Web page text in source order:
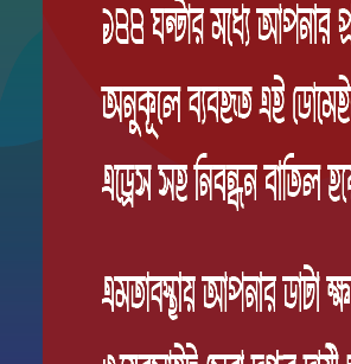
কোন বিষয়ের সিলেবাস সংযুক্ত করা হয়নি
লিংক সমূহ
of Education
of PME
of Madrasha